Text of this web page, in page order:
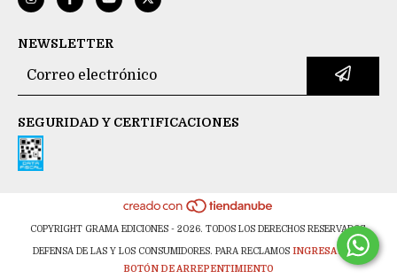
NEWSLETTER
SEGURIDAD Y CERTIFICACIONES
COPYRIGHT GRAMA EDICIONES - 2026. TODOS LOS DERECHOS RESERVADOS.
DEFENSA DE LAS Y LOS CONSUMIDORES. PARA RECLAMOS INGRESA AQUÍ.
BOTÓN DE ARREPENTIMIENTO